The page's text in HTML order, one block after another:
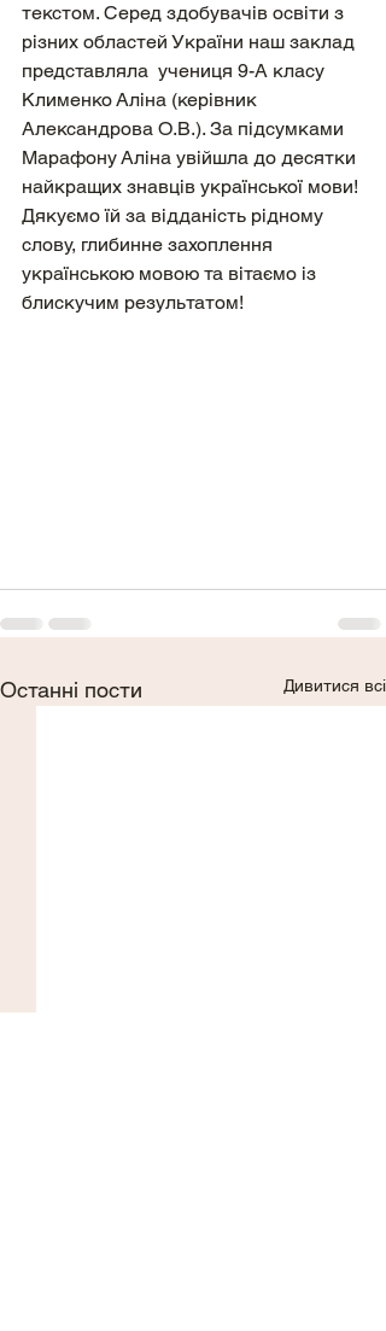
текстом. Серед здобувачів освіти з
різних областей України наш заклад
представляла  учениця 9-А класу
Клименко Аліна (керівник
Александрова О.В.). За підсумками
Марафону Аліна увійшла до десятки
найкращих знавців української мови!
Дякуємо їй за відданість рідному
слову, глибинне захоплення
українською мовою та вітаємо із
блискучим результатом!
Останні пости Дивитися всі